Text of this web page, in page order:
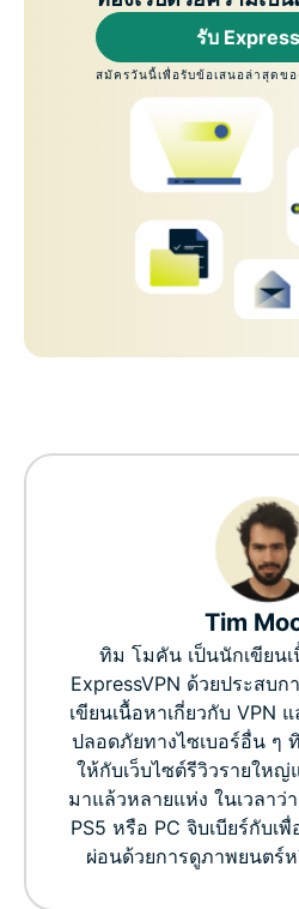
รับ
สมัครวันนี้เพื่อรับข้อเสนอล่าสุดขอ
Tim
ทิม โมคัน เป็นนักเขียน
ExpressVPN ด้วยประสบ
เขียนเนื้อหาเกี่ยวกับ VPN
ปลอดภัยทางไซเบอร์อื่น ๆ
ให้กับเว็บไซต์รีวิวรายใหญ่
มาแล้วหลายแห่ง ในเวลาว่
PS5 หรือ PC จิบเบียร์กับเ
ผ่อนด้วยการดูภาพยนตร์